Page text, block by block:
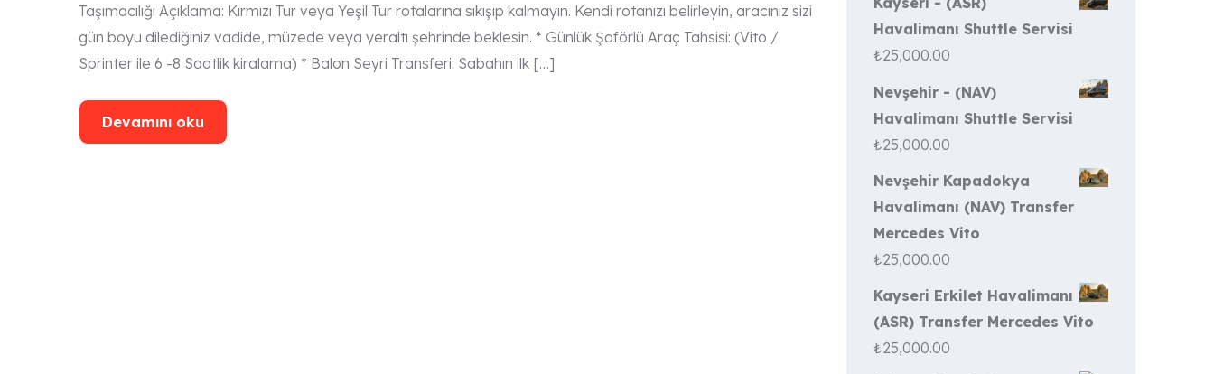
Taşımacılığı Açıklama: Kırmızı Tur veya Yeşil Tur rotalarına sıkışıp kalmayın. Kendi rotanızı belirleyin, aracınız sizi
gün boyu dilediğiniz vadide, müzede veya yeraltı şehrinde beklesin. * Günlük Şoförlü Araç Tahsisi: (Vito /
Sprinter ile 6 -8 Saatlik kiralama) * Balon Seyri Transferi: Sabahın ilk […]
Devamını oku
Havalimanı Shuttle Servisi
₺25,000.00
Nevşehir - (NAV)
Havalimanı Shuttle Servisi
₺25,000.00
Nevşehir Kapadokya
Havalimanı (NAV) Transfer
Mercedes Vito
₺25,000.00
Kayseri Erkilet Havalimanı
(ASR) Transfer Mercedes Vito
₺25,000.00